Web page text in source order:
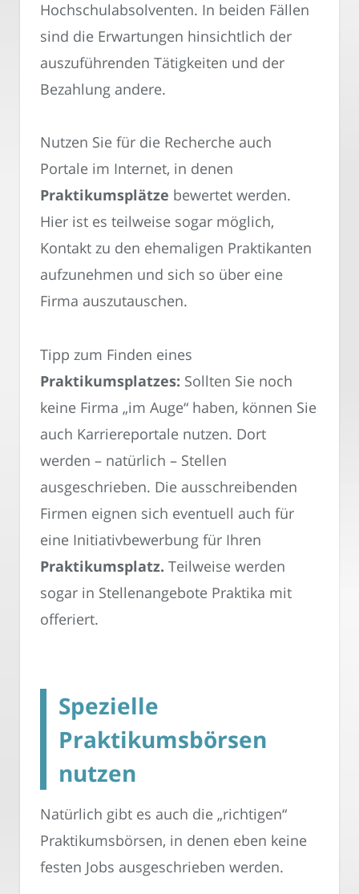
Hochschulabsolventen. In beiden Fällen
sind die Erwartungen hinsichtlich der
auszuführenden Tätigkeiten und der
Bezahlung andere.
Nutzen Sie für die Recherche auch
Portale im Internet, in denen
Praktikumsplätze bewertet werden.
Hier ist es teilweise sogar möglich,
Kontakt zu den ehemaligen Praktikanten
aufzunehmen und sich so über eine
Firma auszutauschen.
Tipp zum Finden eines
Praktikumsplatzes: Sollten Sie noch
keine Firma „im Auge“ haben, können Sie
auch Karriereportale nutzen. Dort
werden – natürlich – Stellen
ausgeschrieben. Die ausschreibenden
Firmen eignen sich eventuell auch für
eine Initiativbewerbung für Ihren
Praktikumsplatz. Teilweise werden
sogar in Stellenangebote Praktika mit
offeriert.
Spezielle
Praktikumsbörsen
nutzen
Natürlich gibt es auch die „richtigen“
Praktikumsbörsen, in denen eben keine
festen Jobs ausgeschrieben werden.